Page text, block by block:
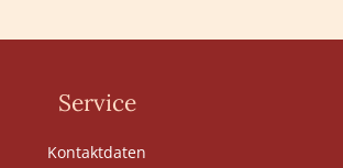
Service
Kontaktdaten